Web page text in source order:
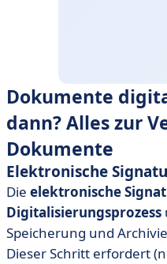
Dokumente
dann? Alles zur
Dokumente
Elektronische
Die elektronische
Digitalisierungsprozess
Speicherung und
Dieser Schritt erfordert